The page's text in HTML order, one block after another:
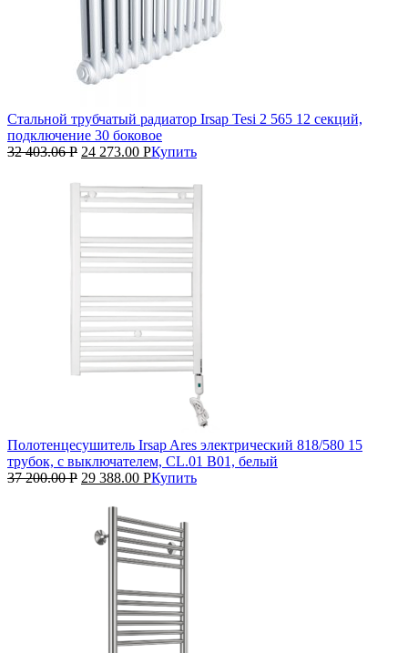
Стальной трубчатый радиатор Irsap Tesi 2 565 12 секций,
подключение 30 боковое
32 403.06Р 24 273.00 РКупить
Полотенцесушитель Irsap Ares электрический 818/580 15
трубок, с выключателем, CL.01 B01, белый
37 200.00Р 29 388.00 РКупить